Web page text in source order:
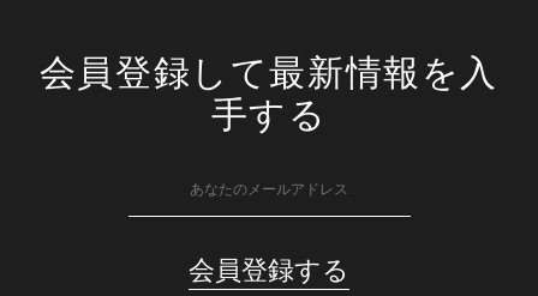
会員登録して最新情報を入
手する